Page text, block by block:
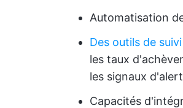
Automatisation
Des outils de
les taux
les signaux
Capacités